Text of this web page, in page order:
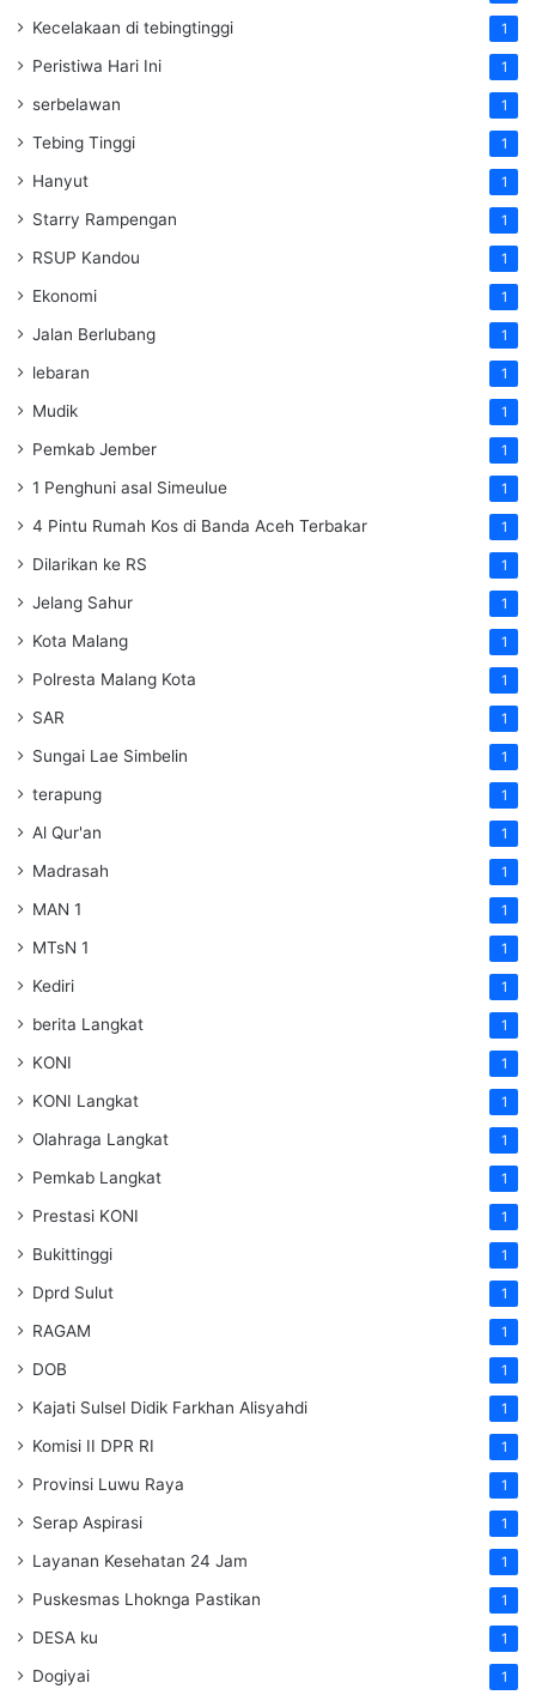
Kecelakaan di tebingtinggi 1
Peristiwa Hari Ini 1
serbelawan 1
Tebing Tinggi 1
Hanyut 1
Starry Rampengan 1
RSUP Kandou 1
Ekonomi 1
Jalan Berlubang 1
lebaran 1
Mudik 1
Pemkab Jember 1
1 Penghuni asal Simeulue 1
4 Pintu Rumah Kos di Banda Aceh Terbakar 1
Dilarikan ke RS 1
Jelang Sahur 1
Kota Malang 1
Polresta Malang Kota 1
SAR 1
Sungai Lae Simbelin 1
terapung 1
Al Qur'an 1
Madrasah 1
MAN 1 1
MTsN 1 1
Kediri 1
berita Langkat 1
KONI 1
KONI Langkat 1
Olahraga Langkat 1
Pemkab Langkat 1
Prestasi KONI 1
Bukittinggi 1
Dprd Sulut 1
RAGAM 1
DOB 1
Kajati Sulsel Didik Farkhan Alisyahdi 1
Komisi II DPR RI 1
Provinsi Luwu Raya 1
Serap Aspirasi 1
Layanan Kesehatan 24 Jam 1
Puskesmas Lhoknga Pastikan 1
DESA ku 1
Dogiyai 1